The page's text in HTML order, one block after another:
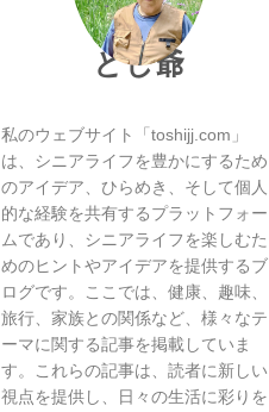
とし爺
私のウェブサイト「toshijj.com」
は、シニアライフを豊かにするため
のアイデア、ひらめき、そして個人
的な経験を共有するプラットフォー
ムであり、シニアライフを楽しむた
めのヒントやアイデアを提供するブ
ログです。ここでは、健康、趣味、
旅行、家族との関係など、様々なテ
ーマに関する記事を掲載していま
す。これらの記事は、読者に新しい
視点を提供し、日々の生活に彩りを